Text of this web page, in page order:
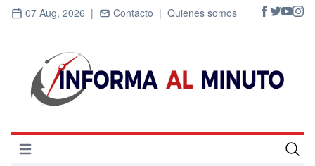
07 Aug, 2026 | Contacto | Quienes somos
Abrir menú
Regional
SENAPRED declara Alerta Temprana
Preventiva por nevadas para ocho